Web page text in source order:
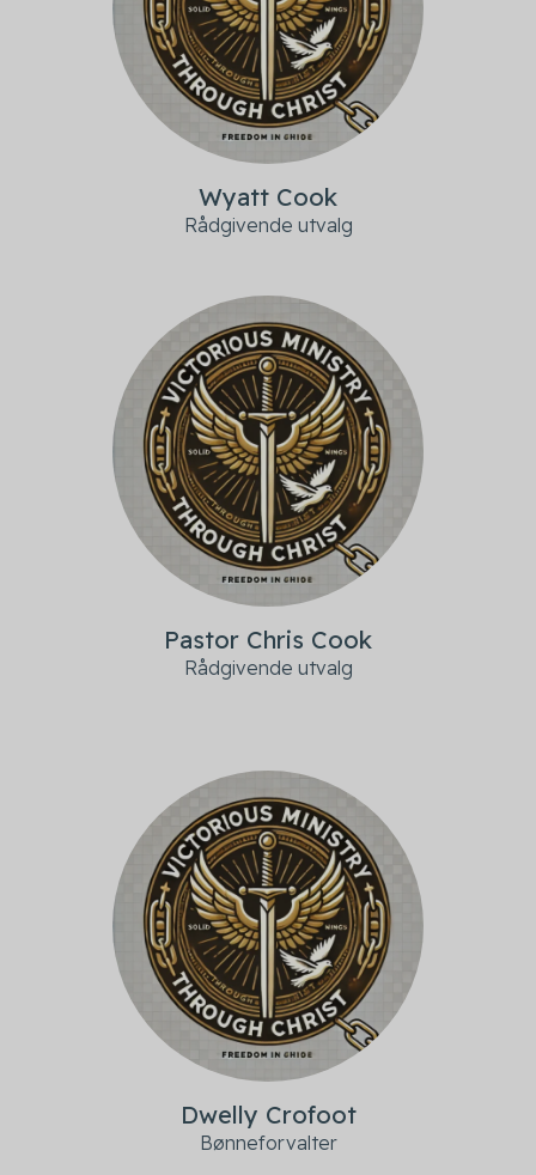
Wyatt Cook
Rådgivende utvalg
Pastor Chris Cook
Rådgivende utvalg
Dwelly Crofoot
Bønneforvalter